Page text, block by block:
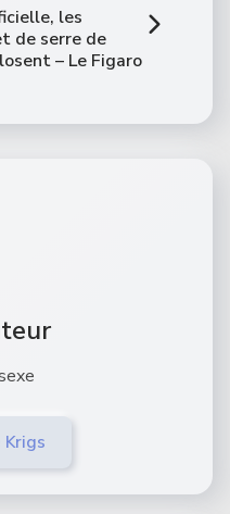
les
de serre de
– Le Figaro